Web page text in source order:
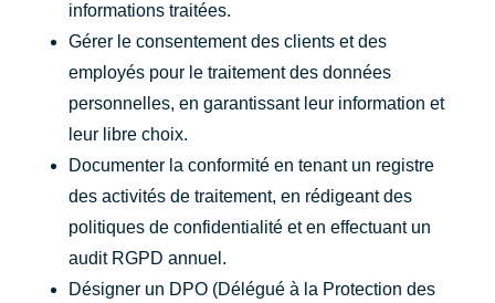
informations traitées.
Gérer le consentement des clients et des
employés pour le traitement des données
personnelles, en garantissant leur information et
leur libre choix.
Documenter la conformité en tenant un registre
des activités de traitement, en rédigeant des
politiques de confidentialité et en effectuant un
audit RGPD annuel.
Désigner un DPO (Délégué à la Protection des